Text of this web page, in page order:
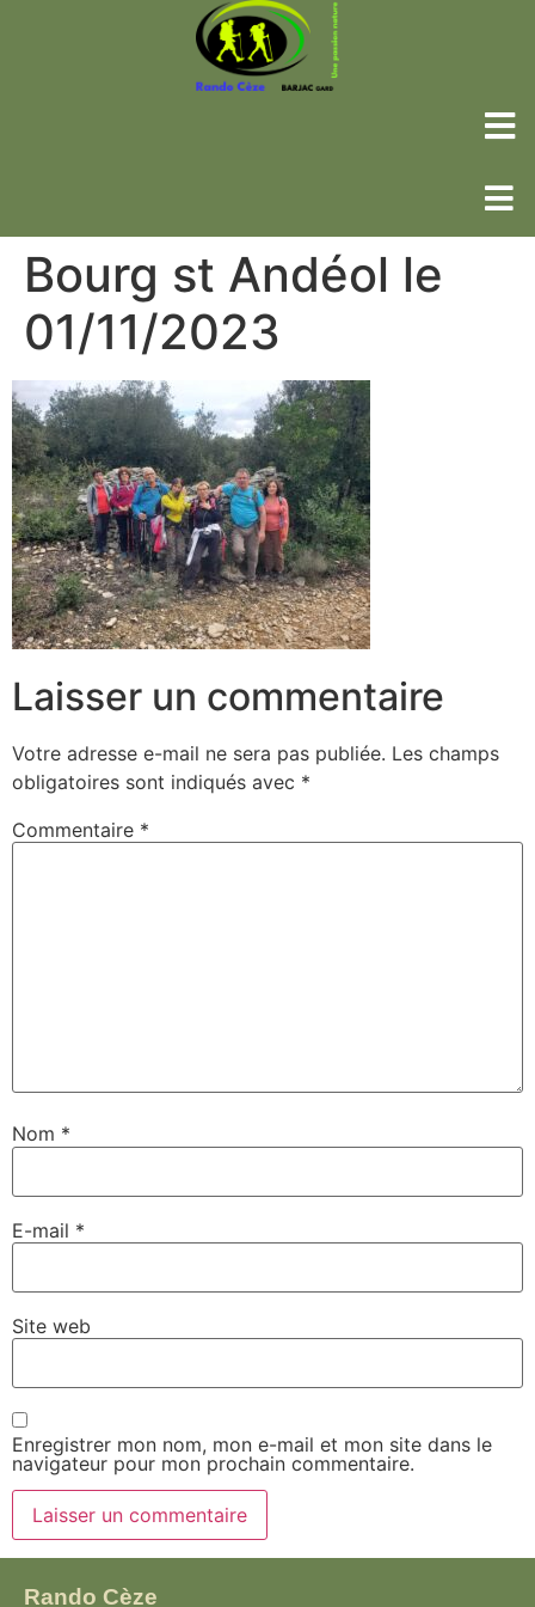
Bourg st Andéol le
01/11/2023
Laisser un commentaire
Votre adresse e-mail ne sera pas publiée. Les champs
obligatoires sont indiqués avec *
Commentaire *
Nom *
E-mail *
Site web
Enregistrer mon nom, mon e-mail et mon site dans le
navigateur pour mon prochain commentaire.
Rando Cèze